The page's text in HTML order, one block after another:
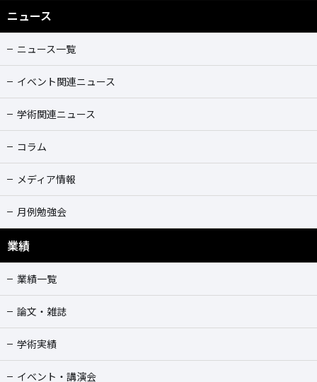
ニュース
ニュース一覧
イベント関連ニュース
学術関連ニュース
コラム
メディア情報
月例勉強会
業績
業績一覧
論文・雑誌
学術実績
イベント・講演会